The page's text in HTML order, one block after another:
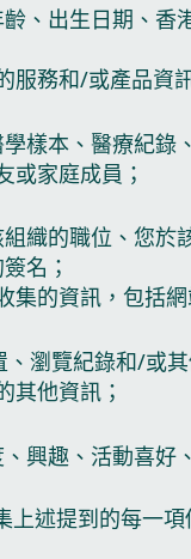
、出生日期、
服務和/或產品資
樣本、醫療紀錄
或家庭成員；
織的職位、您
名；
集的資訊，包括
瀏覽紀錄和/或
其他資訊；
興趣、活動喜好
述提到的每一